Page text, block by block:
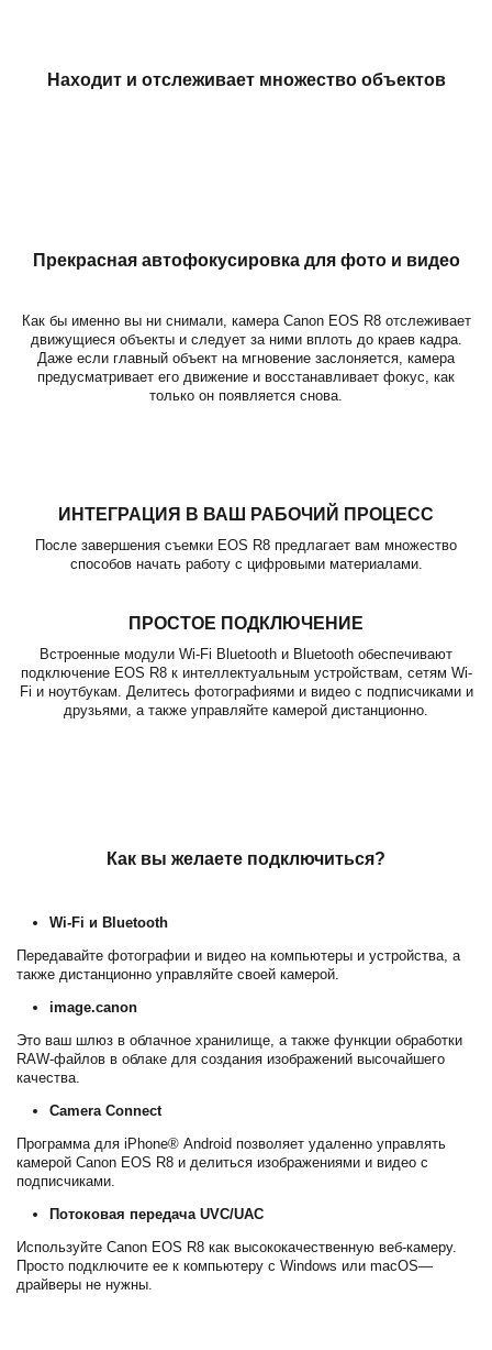
Находит и отслеживает множество объектов
Прекрасная автофокусировка для фото и видео
Как бы именно вы ни снимали, камера Canon EOS R8 отслеживает
движущиеся объекты и следует за ними вплоть до краев кадра.
Даже если главный объект на мгновение заслоняется, камера
предусматривает его движение и восстанавливает фокус, как
только он появляется снова.
ИНТЕГРАЦИЯ В ВАШ РАБОЧИЙ ПРОЦЕСС
После завершения съемки EOS R8 предлагает вам множество
способов начать работу с цифровыми материалами.
ПРОСТОЕ ПОДКЛЮЧЕНИЕ
Встроенные модули Wi-Fi Bluetooth и Bluetooth обеспечивают
подключение EOS R8 к интеллектуальным устройствам, сетям Wi-
Fi и ноутбукам. Делитесь фотографиями и видео с подписчиками и
друзьями, а также управляйте камерой дистанционно.
Как вы желаете подключиться?
Wi-Fi и Bluetooth
Передавайте фотографии и видео на компьютеры и устройства, а
также дистанционно управляйте своей камерой.
image.canon
Это ваш шлюз в облачное хранилище, а также функции обработки
RAW-файлов в облаке для создания изображений высочайшего
качества.
Camera Connect
Программа для iPhone® Android позволяет удаленно управлять
камерой Canon EOS R8 и делиться изображениями и видео с
подписчиками.
Потоковая передача UVC/UAC
Используйте Canon EOS R8 как высококачественную веб-камеру.
Просто подключите ее к компьютеру с Windows или macOS—
драйверы не нужны.